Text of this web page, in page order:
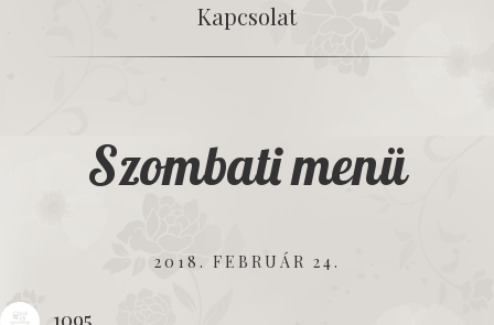
Kapcsolat
Szombati menü
2018. FEBRUÁR 24.
1095